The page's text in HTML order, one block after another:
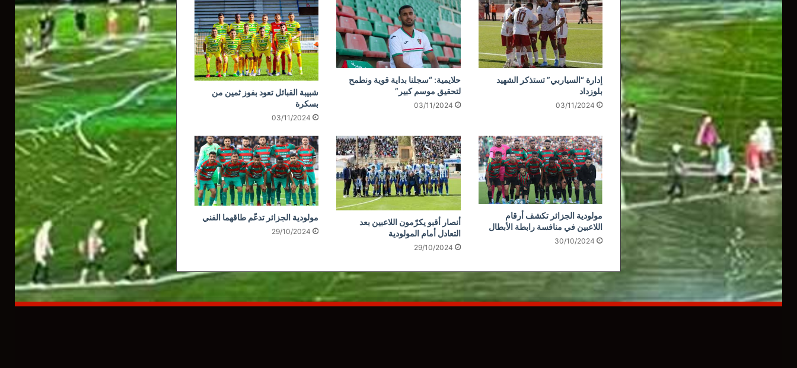
إدارة “السياربي” تستذكر الشهيد
بلوزداد
03/11/2024
حلايمية: “سجلنا بداية قوية ونطمح
لتحقيق موسم كبير”
03/11/2024
شبيبة القبائل تعود بفوز ثمين من
بسكرة
03/11/2024
مولودية الجزائر تكشف أرقام
اللاعبين في منافسة رابطة الأبطال
30/10/2024
أنصار أقبو يكرّمون اللاعبين بعد
التعادل أمام المولودية
29/10/2024
مولودية الجزائر تدعّم طاقهما الفني
29/10/2024